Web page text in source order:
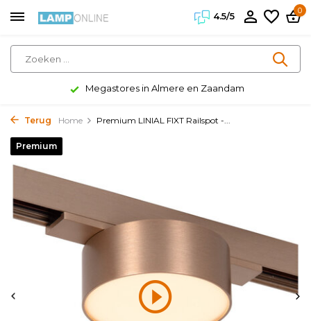
4.5/5
0
Megastores in Almere en Zaandam
Terug Home Premium LINIAL FIXT Railspot -...
Premium